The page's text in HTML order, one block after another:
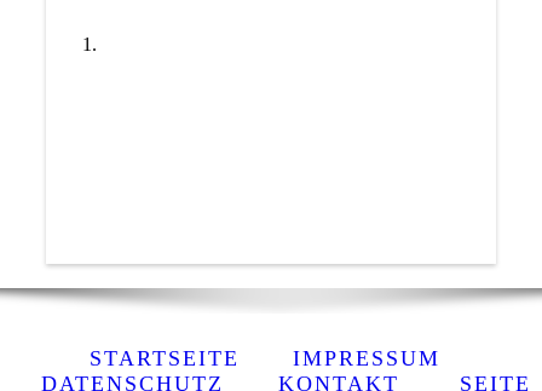
STARTSEITE
IMPRESSUM
DATENSCHUTZ
KONTAKT SEITE